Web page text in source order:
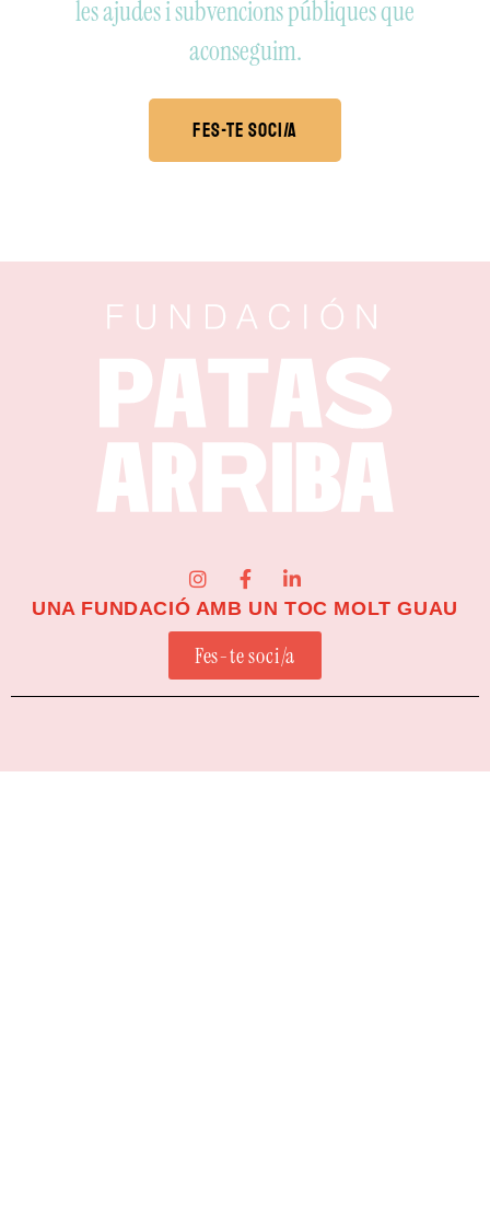
les ajudes i subvencions públiques que
aconseguim.
Fes-te soci/a
UNA FUNDACIÓ AMB UN TOC MOLT GUAU
Fes-te soci/a